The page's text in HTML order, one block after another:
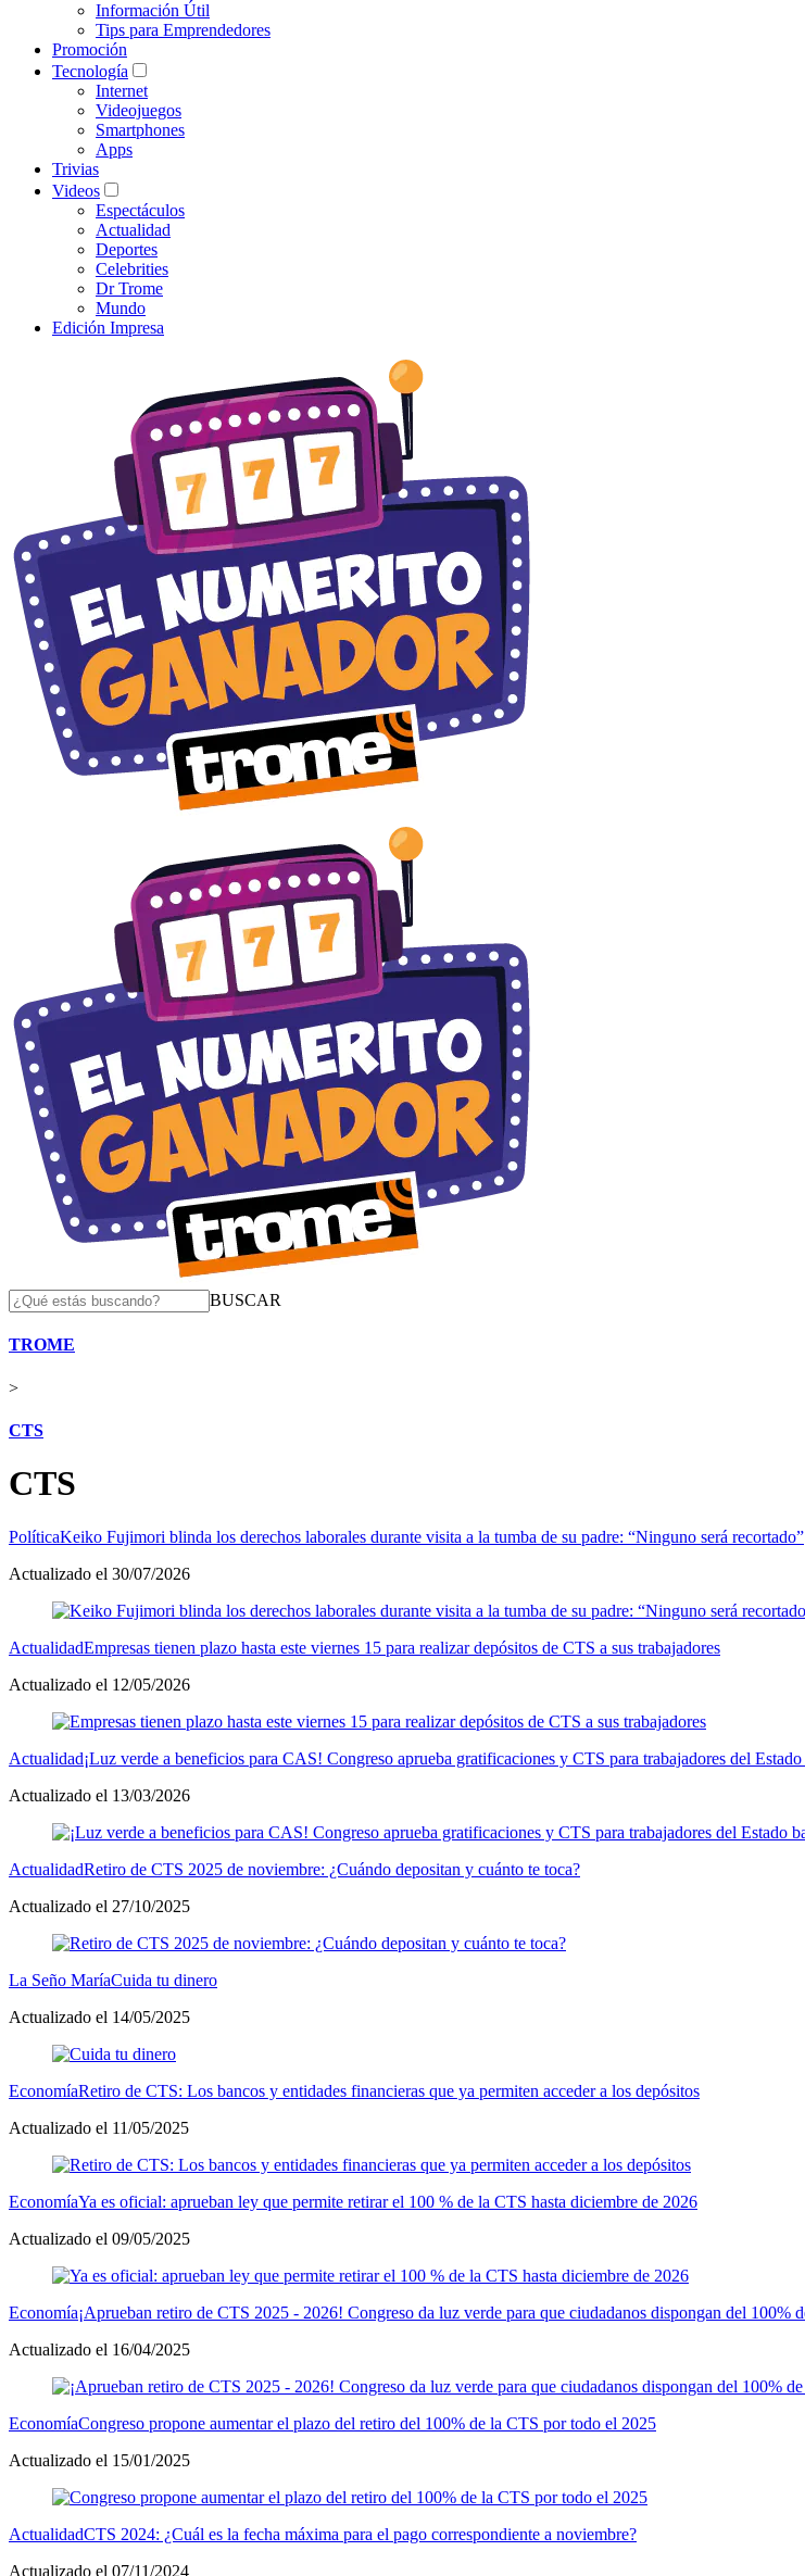
Información Útil
Tips para Emprendedores
Promoción
Tecnología
Internet
Videojuegos
Smartphones
Apps
Trivias
Videos
Espectáculos
Actualidad
Deportes
Celebrities
Dr Trome
Mundo
Edición Impresa
BUSCAR
TROME
>
CTS
CTS
PolíticaKeiko Fujimori blinda los derechos laborales durante visita a la tumba de su padre: “Ninguno será recortado”
Actualizado el 30/07/2026
ActualidadEmpresas tienen plazo hasta este viernes 15 para realizar depósitos de CTS a sus trabajadores
Actualizado el 12/05/2026
Actualidad¡Luz verde a beneficios para CAS! Congreso aprueba gratificaciones y CTS para trabajadores del Estado
Actualizado el 13/03/2026
ActualidadRetiro de CTS 2025 de noviembre: ¿Cuándo depositan y cuánto te toca?
Actualizado el 27/10/2025
La Seño MaríaCuida tu dinero
Actualizado el 14/05/2025
EconomíaRetiro de CTS: Los bancos y entidades financieras que ya permiten acceder a los depósitos
Actualizado el 11/05/2025
EconomíaYa es oficial: aprueban ley que permite retirar el 100 % de la CTS hasta diciembre de 2026
Actualizado el 09/05/2025
Economía¡Aprueban retiro de CTS 2025 - 2026! Congreso da luz verde para que ciudadanos dispongan del 100%
Actualizado el 16/04/2025
EconomíaCongreso propone aumentar el plazo del retiro del 100% de la CTS por todo el 2025
Actualizado el 15/01/2025
ActualidadCTS 2024: ¿Cuál es la fecha máxima para el pago correspondiente a noviembre?
Actualizado el 07/11/2024